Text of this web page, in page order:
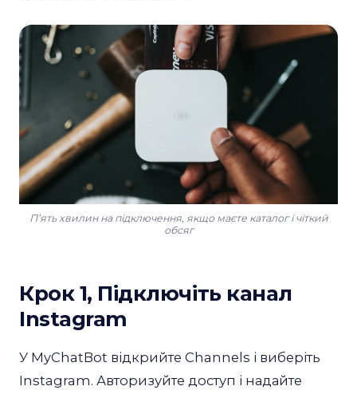
Пʼять хвилин на підключення, якщо маєте каталог і чіткий
обсяг
Крок 1, Підключіть канал
Instagram
У MyChatBot відкрийте Channels і виберіть
Instagram. Авторизуйте доступ і надайте